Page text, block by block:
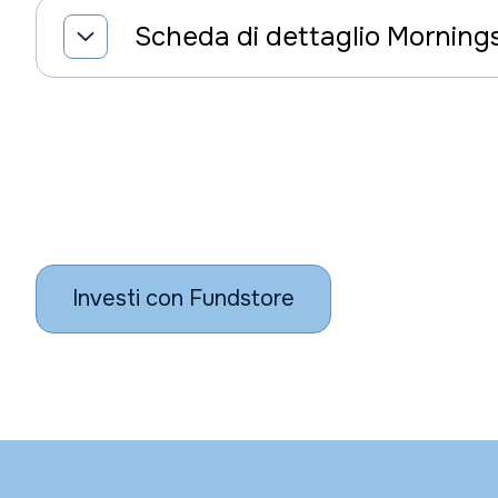
Scheda di dettaglio
Investi con Fundstore